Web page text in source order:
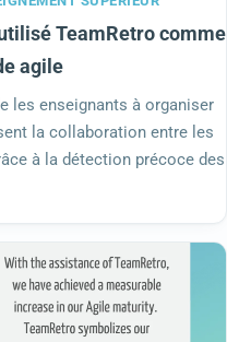
TeamRetro comme
agile
les enseignants à organiser
la collaboration entre les
à la détection précoce des